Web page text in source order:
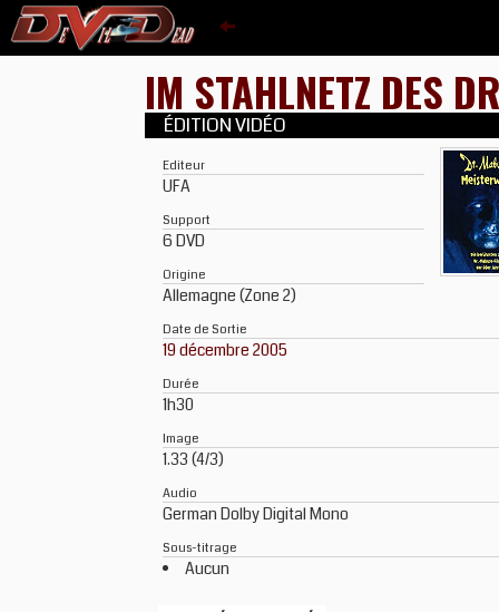
IM STAHLNETZ DES
ÉDITION VIDÉO
Editeur
UFA
Support
6 DVD
Origine
Allemagne (Zone 2)
Date de Sortie
19 décembre 2005
Durée
1h30
Image
1.33 (4/3)
Audio
German Dolby Digital Mono
Sous-titrage
Aucun